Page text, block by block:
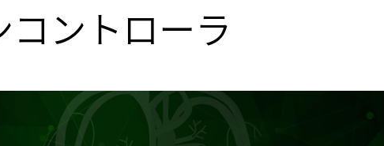
ステークホルダーエンゲージメント
個人投資家の皆様へ
組織図
生産拠点 沿革
ントローラ